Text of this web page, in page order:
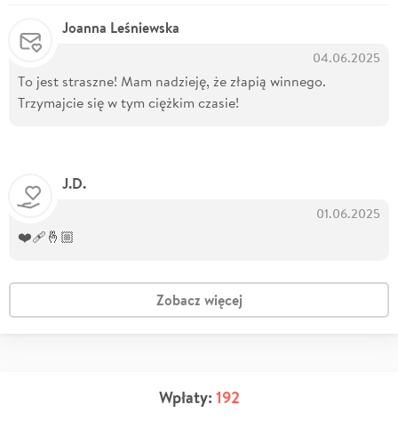
Joanna Leśniewska
04.06.2025
To jest straszne! Mam nadzieję, że złapią winnego.
Trzymajcie się w tym ciężkim czasie!
J.D.
01.06.2025
❤️‍🩹🤞🏼
Zobacz więcej
Wpłaty: 192